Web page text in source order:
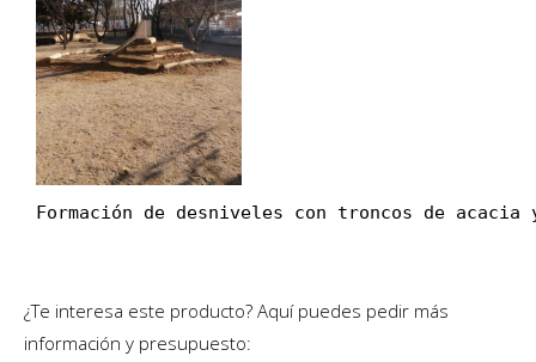
Formación de desniveles con troncos de
¿Te interesa este producto? Aquí puedes pedir más
información y presupuesto: